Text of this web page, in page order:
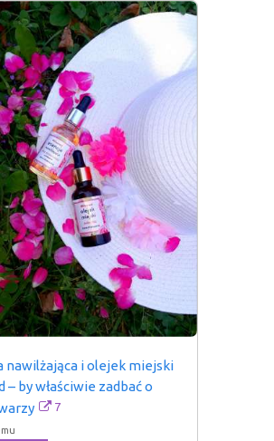
nawilżająca i olejek miejski
– by właściwie zadbać o
7